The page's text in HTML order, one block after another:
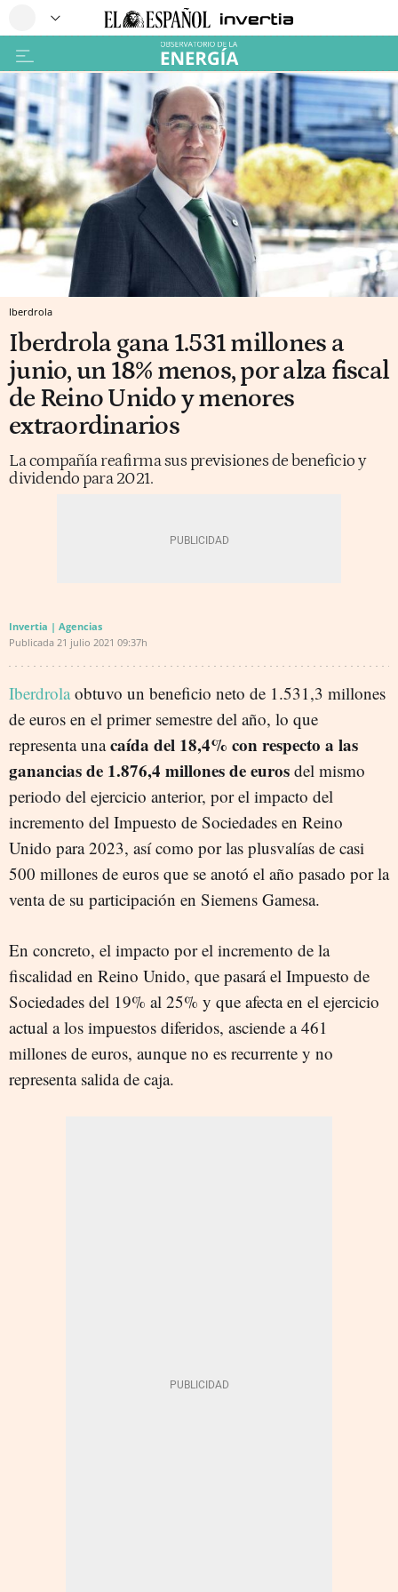
Iberdrola
Iberdrola gana 1.531 millones a
junio, un 18% menos, por alza fiscal
de Reino Unido y menores
extraordinarios
La compañía reafirma sus previsiones de beneficio y
dividendo para 2021.
Invertia | Agencias
Publicada 21 julio 2021 09:37h
Iberdrolaobtuvo un beneficio neto de 1.531,3 millones
de euros en el primer semestre del año, lo que
representa unacaída del 18,4% con respecto a las
ganancias de 1.876,4 millones de euros del mismo
periodo del ejercicio anterior, por el impacto del
incremento del Impuesto de Sociedades en Reino
Unido para 2023, así como por las plusvalías de casi
500 millones de euros que se anotó el año pasado por la
venta de su participación en Siemens Gamesa.
En concreto, el impacto por el incremento de la
fiscalidad en Reino Unido, que pasará el Impuesto de
Sociedades del 19% al 25% y que afecta en el ejercicio
actual a los impuestos diferidos, asciende a 461
millones de euros, aunque no es recurrente y no
representa salida de caja.